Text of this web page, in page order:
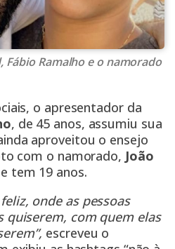
Ramalho e o namorado
o apresentador da
, de 45 anos, assumiu sua
aproveitou o ensejo
com o namorado, João
tem 19 anos.
onde as pessoas
quiserem, com quem elas
escreveu o